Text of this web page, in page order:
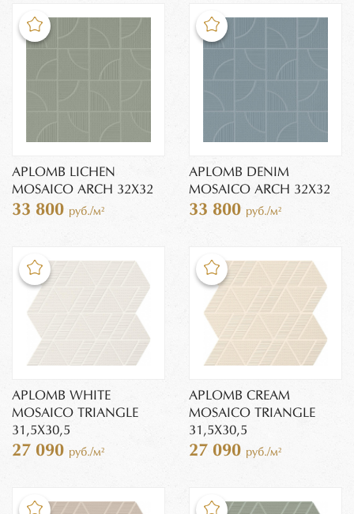
APLOMB LICHEN
MOSAICO ARCH 32X32
33 800 руб./м²
APLOMB DENIM
MOSAICO ARCH 32X32
33 800 руб./м²
APLOMB WHITE
MOSAICO TRIANGLE
31,5X30,5
27 090 руб./м²
APLOMB CREAM
MOSAICO TRIANGLE
31,5X30,5
27 090 руб./м²